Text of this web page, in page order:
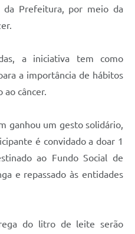
Prefeitura, por meio da
a iniciativa tem como
a importância de hábitos
câncer.
ganhou um gesto solidário,
é convidado a doar 1
ao Fundo Social de
e repassado às entidades
do litro de leite serão